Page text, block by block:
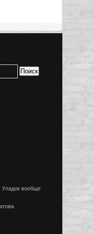
Упадок вообще